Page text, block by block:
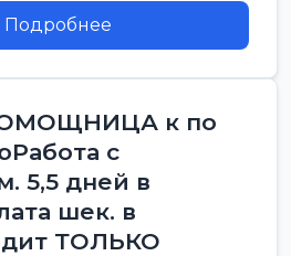
Подробнее
к по
с
5,5 дней в
шек. в
ТОЛЬКО